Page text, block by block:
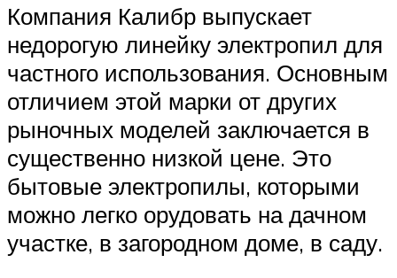
Компания Калибр выпускает
недорогую линейку электропил для
частного использования. Основным
отличием этой марки от других
рыночных моделей заключается в
существенно низкой цене. Это
бытовые электропилы, которыми
можно легко орудовать на дачном
участке, в загородном доме, в саду.